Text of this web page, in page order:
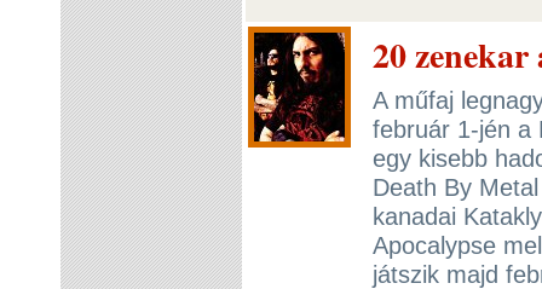
20
A műfaj
február 1-jén a
egy kisebb
Death By
kanadai
Apocalypse
játszik majd